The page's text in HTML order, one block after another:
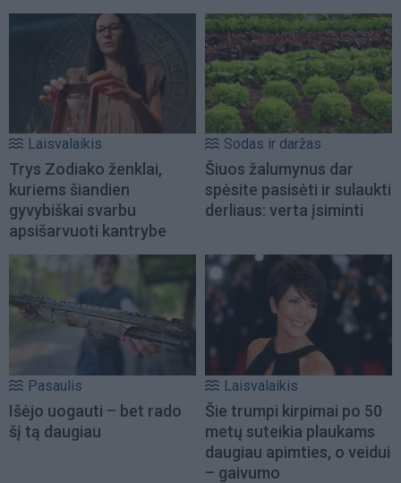
Laisvalaikis
Trys Zodiako ženklai,
kuriems šiandien
gyvybiškai svarbu
apsišarvuoti kantrybe
Sodas ir daržas
Šiuos žalumynus dar
spėsite pasisėti ir sulaukti
derliaus: verta įsiminti
Pasaulis
Išėjo uogauti – bet rado
šį tą daugiau
Laisvalaikis
Šie trumpi kirpimai po 50
metų suteikia plaukams
daugiau apimties, o veidui
– gaivumo